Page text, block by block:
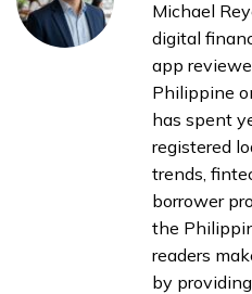
Michael
digital
app
Philippine
has spent
registered
trends,
borrower
the
readers
by